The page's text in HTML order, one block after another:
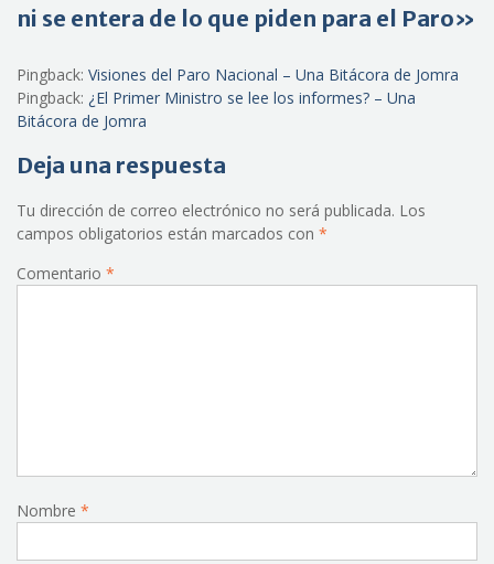
ni se entera de lo que piden para el Paro»
Pingback: Visiones del Paro Nacional – Una Bitácora de Jomra
Pingback: ¿El Primer Ministro se lee los informes? – Una
Bitácora de Jomra
Deja una respuesta
Tu dirección de correo electrónico no será publicada. Los
campos obligatorios están marcados con *
Comentario *
Nombre *